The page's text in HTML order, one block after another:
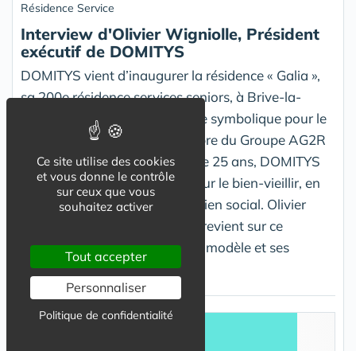
Résidence Service
Interview d'Olivier Wigniolle, Président
exécutif de DOMITYS
DOMITYS vient d’inaugurer la résidence « Galia »,
sa 200e résidence services seniors, à Brive-la-
Gaillarde, marquant une étape symbolique pour le
n°1 français du secteur, membre du Groupe AG2R
LA MONDIALE. Depuis plus de 25 ans, DOMITYS
développe un modèle centré sur le bien-vieillir, en
conciliant confort, services et lien social. Olivier
Wigniolle, Président exécutif, revient sur ce
parcours, les spécificités de ce modèle et ses
perspectives d’avenir.
Ce site utilise des cookies
et vous donne le contrôle
sur ceux que vous
souhaitez activer
Tout accepter
Personnaliser
Politique de confidentialité